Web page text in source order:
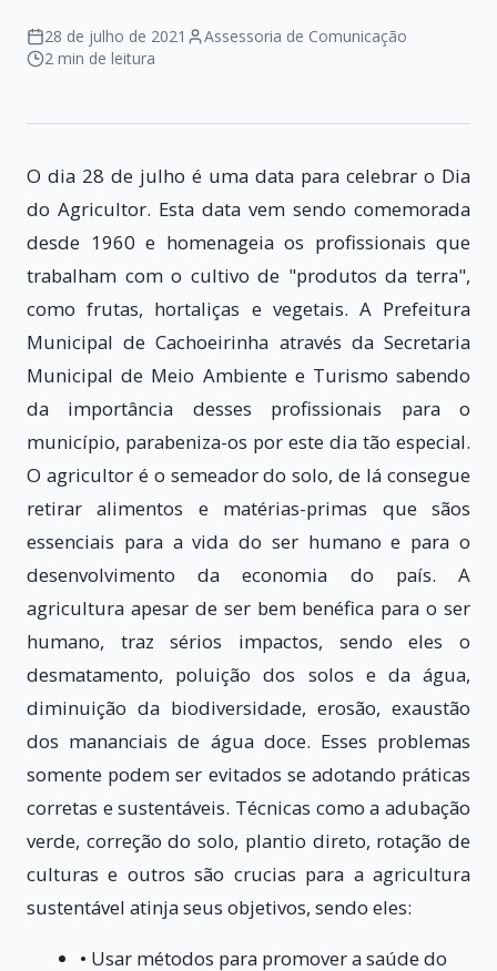
28 de julho de 2021
Assessoria de Comunicação
2 min de leitura
O dia 28 de julho é uma data para celebrar o Dia
do Agricultor. Esta data vem sendo comemorada
desde 1960 e homenageia os profissionais que
trabalham com o cultivo de "produtos da terra",
como frutas, hortaliças e vegetais. A Prefeitura
Municipal de Cachoeirinha através da Secretaria
Municipal de Meio Ambiente e Turismo sabendo
da importância desses profissionais para o
município, parabeniza-os por este dia tão especial.
O agricultor é o semeador do solo, de lá consegue
retirar alimentos e matérias-primas que sãos
essenciais para a vida do ser humano e para o
desenvolvimento da economia do país. A
agricultura apesar de ser bem benéfica para o ser
humano, traz sérios impactos, sendo eles o
desmatamento, poluição dos solos e da água,
diminuição da biodiversidade, erosão, exaustão
dos mananciais de água doce. Esses problemas
somente podem ser evitados se adotando práticas
corretas e sustentáveis. Técnicas como a adubação
verde, correção do solo, plantio direto, rotação de
culturas e outros são crucias para a agricultura
sustentável atinja seus objetivos, sendo eles:
• Usar métodos para promover a saúde do